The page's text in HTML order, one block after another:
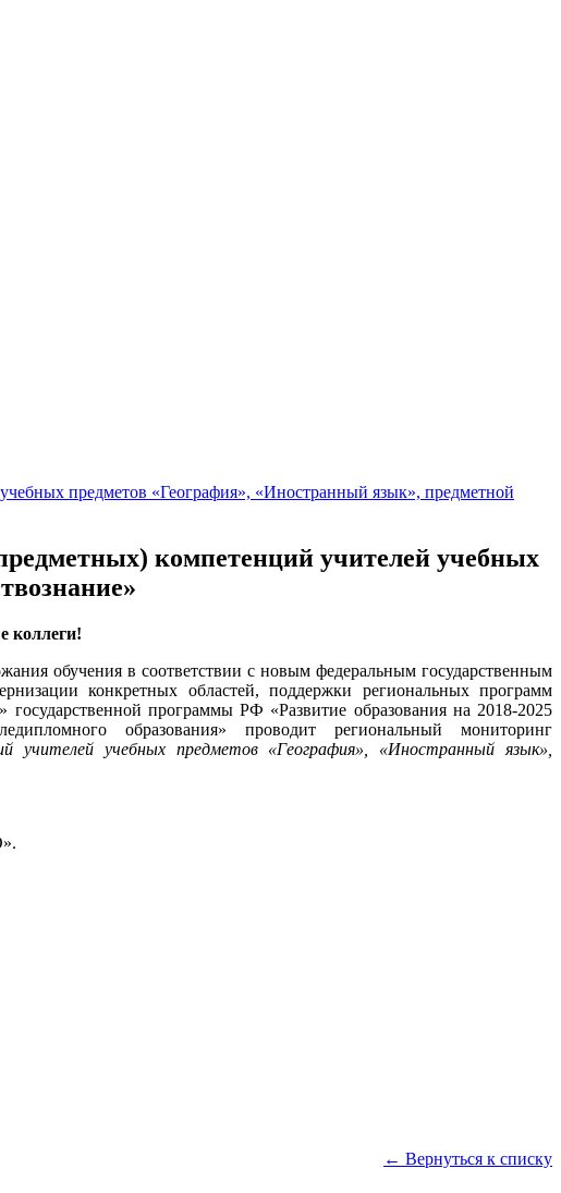
предметов «География», «Иностранный язык», предметной
компетенций учителей учебных
коллеги!
обучения в соответствии с новым федеральным государственным
конкретных областей, поддержки региональных программ
программы РФ «Развитие образования на 2018-2025
образования» проводит региональный мониторинг
учителей учебных предметов «География», «Иностранный язык»,
← Вернуться к списку